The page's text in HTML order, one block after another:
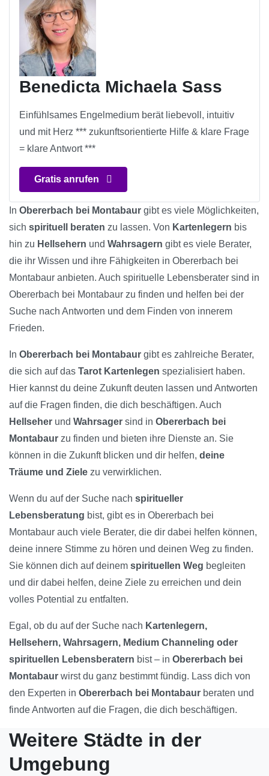
Benedicta Michaela Sass
Einfühlsames Engelmedium berät liebevoll, intuitiv
und mit Herz *** zukunftsorientierte Hilfe & klare Frage
= klare Antwort ***
Gratis anrufen
In Obererbach bei Montabaur gibt es viele Möglichkeiten,
sich spirituell beraten zu lassen. Von Kartenlegern bis
hin zu Hellsehern und Wahrsagern gibt es viele Berater,
die ihr Wissen und ihre Fähigkeiten in Obererbach bei
Montabaur anbieten. Auch spirituelle Lebensberater sind in
Obererbach bei Montabaur zu finden und helfen bei der
Suche nach Antworten und dem Finden von innerem
Frieden.
In Obererbach bei Montabaur gibt es zahlreiche Berater,
die sich auf das Tarot Kartenlegen spezialisiert haben.
Hier kannst du deine Zukunft deuten lassen und Antworten
auf die Fragen finden, die dich beschäftigen. Auch
Hellseher und Wahrsager sind in Obererbach bei
Montabaur zu finden und bieten ihre Dienste an. Sie
können in die Zukunft blicken und dir helfen, deine
Träume und Ziele zu verwirklichen.
Wenn du auf der Suche nach spiritueller
Lebensberatung bist, gibt es in Obererbach bei
Montabaur auch viele Berater, die dir dabei helfen können,
deine innere Stimme zu hören und deinen Weg zu finden.
Sie können dich auf deinem spirituellen Weg begleiten
und dir dabei helfen, deine Ziele zu erreichen und dein
volles Potential zu entfalten.
Egal, ob du auf der Suche nach Kartenlegern,
Hellsehern, Wahrsagern, Medium Channeling oder
spirituellen Lebensberatern bist – in Obererbach bei
Montabaur wirst du ganz bestimmt fündig. Lass dich von
den Experten in Obererbach bei Montabaur beraten und
finde Antworten auf die Fragen, die dich beschäftigen.
Weitere Städte in der
Umgebung